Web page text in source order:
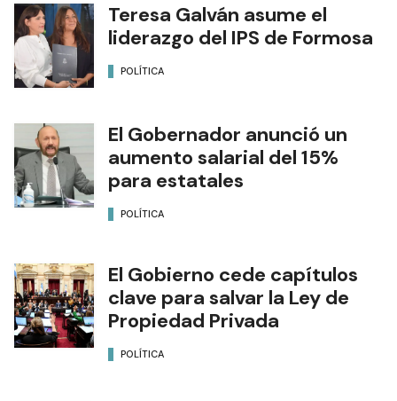
Teresa Galván asume el
liderazgo del IPS de Formosa
POLÍTICA
El Gobernador anunció un
aumento salarial del 15%
para estatales
POLÍTICA
El Gobierno cede capítulos
clave para salvar la Ley de
Propiedad Privada
POLÍTICA